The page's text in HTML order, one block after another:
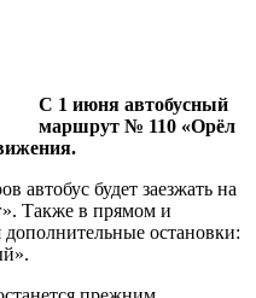
С 1 июня автобусный
маршрут № 110 «Орёл
автобус будет заезжать на
Также в прямом и
остановки: